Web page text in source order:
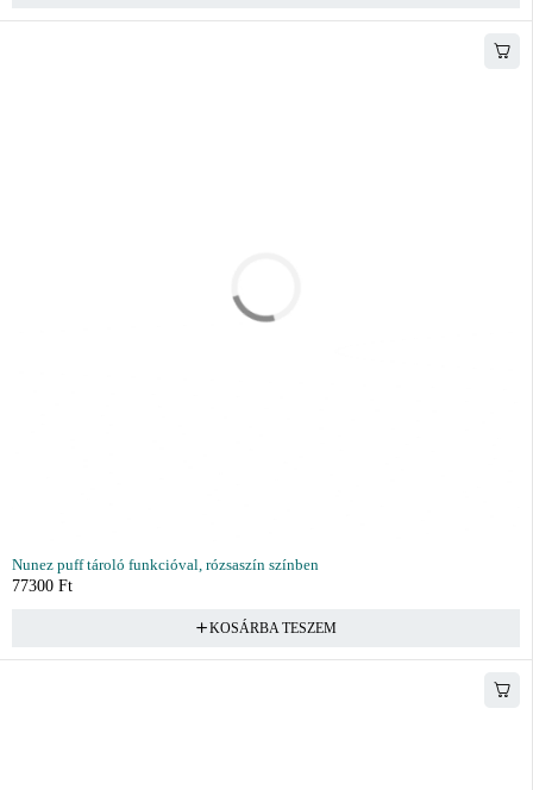
Nunez puff tároló funkcióval, rózsaszín színben
77300 Ft
KOSÁRBA TESZEM